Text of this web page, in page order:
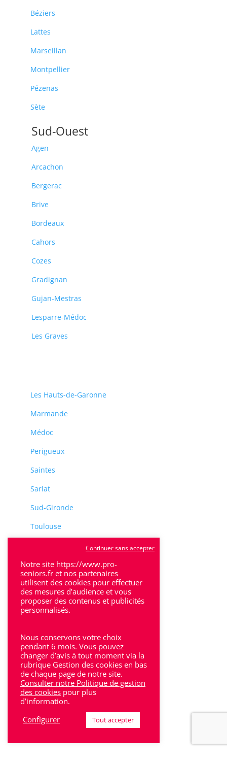
Béziers
Lattes
Marseillan
Montpellier
Pézenas
Sète
Sud-Ouest
Agen
Arcachon
Bergerac
Brive
Bordeaux
Cahors
Cozes
Gradignan
Gujan-Mestras
Lesparre-Médoc
Les Graves
Les Hauts-de-Garonne
Marmande
Médoc
Perigueux
Saintes
Sarlat
Sud-Gironde
Toulouse
Villeneuve-Sur-Lot
Bron
Lyon
Lyon 6
Villeurbanne
Calluire
Notre site https://www.pro-
seniors.fr et nos partenaires
utilisent des cookies pour effectuer
des mesures d’audience et vous
proposer des contenus et publicités
personnalisés.
Nous conservons votre choix
pendant 6 mois. Vous pouvez
changer d’avis à tout moment via la
rubrique Gestion des cookies en bas
de chaque page de notre site.
Consulter notre Politique de gestion
des cookies pour plus
d’information.
Configurer
Continuer sans accepter
Tout accepter